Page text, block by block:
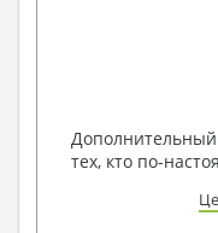
тех, кто по-